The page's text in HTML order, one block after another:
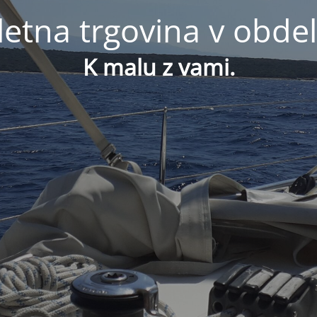
trgovina v
K malu z vami.